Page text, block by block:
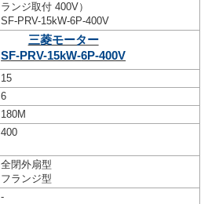
ランジ取付 400V）
SF-PRV-15kW-6P-400V
三菱モーター
SF-PRV-15kW-6P-400V
15
6
180M
400
全閉外扇型
フランジ型
-